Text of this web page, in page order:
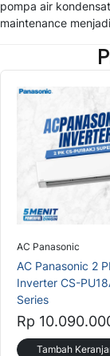
pompa air
maintenance
AC Panasonic
AC Panasonic 2
Inverter CS-
Series
Rp
Tambah